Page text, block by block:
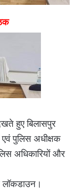
हुए बिलासपुर
पुलिस अधीक्षक
अधिकारियों और